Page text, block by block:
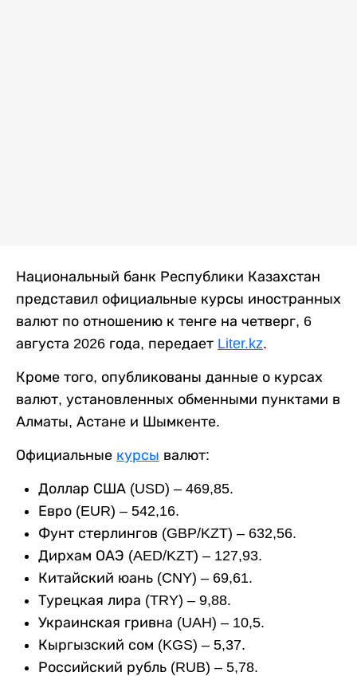
Национальный банк Республики Казахстан
представил официальные курсы иностранных
валют по отношению к тенге на четверг, 6
августа 2026 года, передает Liter.kz.
Кроме того, опубликованы данные о курсах
валют, установленных обменными пунктами в
Алматы, Астане и Шымкенте.
Официальные курсы валют:
Доллар США (USD) – 469,85.
Евро (EUR) – 542,16.
Фунт стерлингов (GBP/KZT) – 632,56.
Дирхам ОАЭ (AED/KZT) – 127,93.
Китайский юань (CNY) – 69,61.
Турецкая лира (TRY) – 9,88.
Украинская гривна (UAH) – 10,5.
Кыргызский сом (KGS) – 5,37.
Российский рубль (RUB) – 5,78.